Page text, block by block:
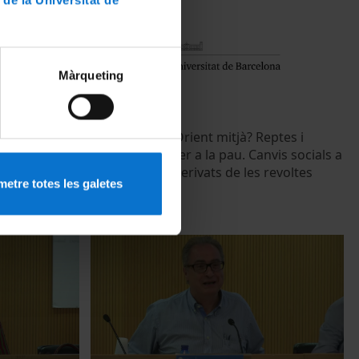
Màrqueting
totes les galetes
i
a
dels
Muñoz
Cap a un nou Orient mitjà? Reptes i
oportunitats per a la pau. Canvis socials a
l'Orient Mitjà derivats de les revoltes
internes